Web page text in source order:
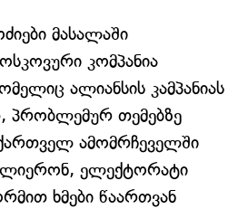
მასალაში
კომპანია
ალიანსის კამპანიას
პრობლემურ თემებზე
ამომრჩეველში
ელექტორატი
ხმები წაართვან